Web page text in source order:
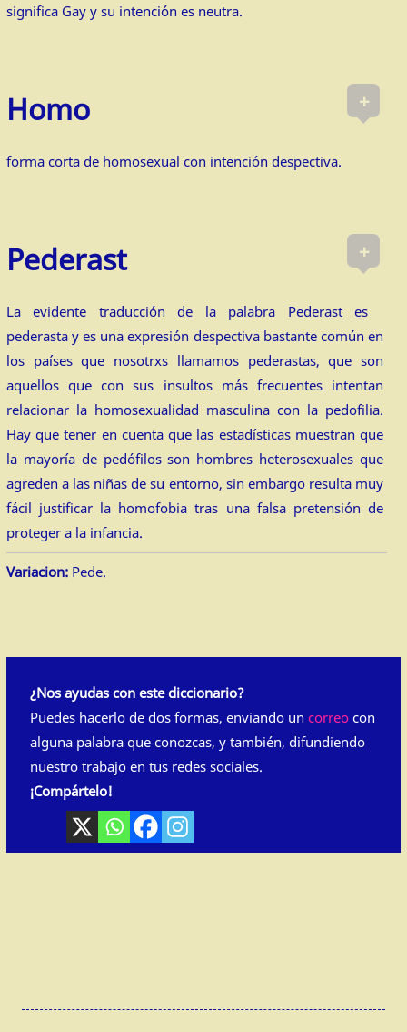
significa Gay y su intención es neutra.
+
Homo
forma corta de homosexual con intención despectiva.
+
Pederast
La evidente traducción de la palabra Pederast es
pederasta y es una expresión despectiva bastante común en
los países que nosotrxs llamamos pederastas, que son
aquellos que con sus insultos más frecuentes intentan
relacionar la homosexualidad masculina con la pedofilia.
Hay que tener en cuenta que las estadísticas muestran que
la mayoría de pedófilos son hombres heterosexuales que
agreden a las niñas de su entorno, sin embargo resulta muy
fácil justificar la homofobia tras una falsa pretensión de
proteger a la infancia.
Variacion: Pede.
¿Nos ayudas con este diccionario?
Puedes hacerlo de dos formas, enviando un correocon
alguna palabra que conozcas, y también, difundiendo
nuestro trabajo en tus redes sociales.
¡Compártelo!